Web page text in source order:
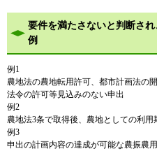
要件を満たさないと判断さ
例
例1
農地法の農地転用許可、都市計画法の
法令の許可等見込みのない申出
例2
農地法3条で取得後、農地としての利用
例3
申出の計画内容の達成が可能な農振農